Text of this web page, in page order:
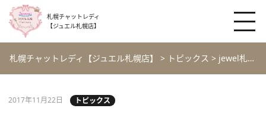
札幌チャットレディ
【ジュエル札幌店】
札幌チャットレディ【ジュエル札幌店】 > トピックス > jewel札幌店はボーナス制度があります☆
2017年11月22日 トピックス